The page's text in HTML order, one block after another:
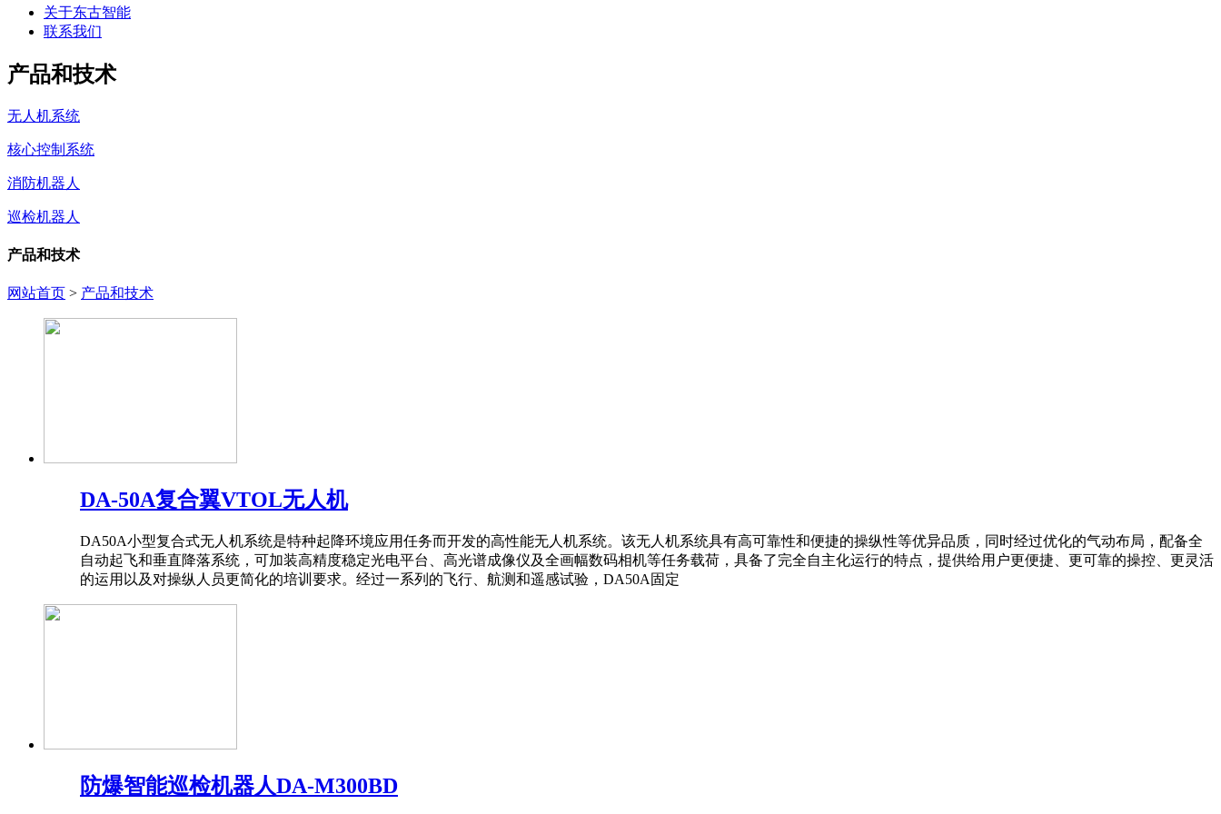
关于东古智能
联系我们
产品和技术
无人机系统
核心控制系统
消防机器人
巡检机器人
产品和技术
网站首页 > 产品和技术
DA-50A复合翼VTOL无人机
DA50A小型复合式无人机系统是特种起降环境应用任务而开发的高性能无人机系统。该无人机系统具有高可靠性和便捷的操纵性等优异品质，同时经过优化的气动布局，配备全
自动起飞和垂直降落系统，可加装高精度稳定光电平台、高光谱成像仪及全画幅数码相机等任务载荷，具备了完全自主化运行的特点，提供给用户更便捷、更可靠的操控、更灵活
的运用以及对操纵人员更简化的培训要求。经过一系列的飞行、航测和遥感试验，DA50A固定
防爆智能巡检机器人DA-M300BD